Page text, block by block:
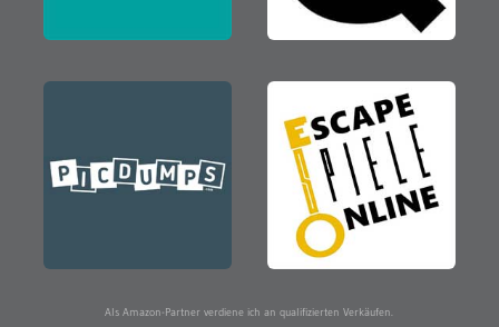
Als Amazon-Partner verdiene ich an qualifizierten Verkäufen.